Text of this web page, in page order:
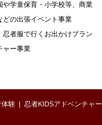
や学童保育・小学校等、商業
どの出張イベント事業
忍者服で行くお出かけプラン
ャー事業
体験 忍者KIDSアドベンチャー